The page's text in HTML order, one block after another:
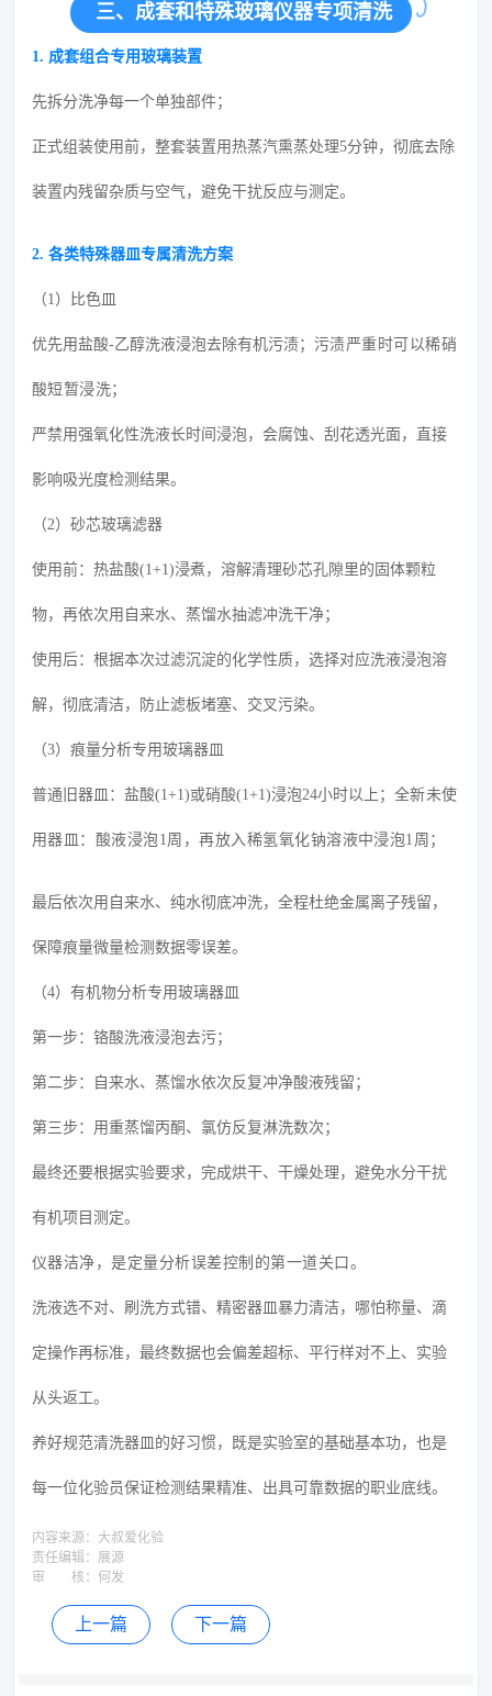
三、成套和特殊玻璃仪器专项清洗
1. 成套组合专用玻璃装置
先拆分洗净每一个单独部件；
正式组装使用前，整套装置用热蒸汽熏蒸处理5分钟，彻底去除
装置内残留杂质与空气，避免干扰反应与测定。
2. 各类特殊器皿专属清洗方案
（1）比色皿
优先用盐酸-乙醇洗液浸泡去除有机污渍； 污渍严重时可以稀硝
酸短暂浸洗；
严禁用强氧化性洗液长时间浸泡，会腐蚀、刮花透光面，直接
影响吸光度检测结果。
（2）砂芯玻璃滤器
使用前：热盐酸(1+1)浸煮，溶解清理砂芯孔隙里的固体颗粒
物，再依次用自来水、蒸馏水抽滤冲洗干净；
使用后：根据本次过滤沉淀的化学性质，选择对应洗液浸泡溶
解，彻底清洁，防止滤板堵塞、交叉污染。
（3）痕量分析专用玻璃器皿
普通旧器皿：盐酸(1+1)或硝酸(1+1)浸泡24小时以上； 全新未使
用器皿：酸液浸泡1周，再放入稀氢氧化钠溶液中浸泡1周；
最后依次用自来水、纯水彻底冲洗，全程杜绝金属离子残留，
保障痕量微量检测数据零误差。
（4）有机物分析专用玻璃器皿
第一步：铬酸洗液浸泡去污；
第二步：自来水、蒸馏水依次反复冲净酸液残留；
第三步：用重蒸馏丙酮、氯仿反复淋洗数次；
最终还要根据实验要求，完成烘干、干燥处理，避免水分干扰
有机项目测定。
仪器洁净，是定量分析误差控制的第一道关口。
洗液选不对、刷洗方式错、精密器皿暴力清洁，哪怕称量、滴
定操作再标准，最终数据也会偏差超标、平行样对不上、实验
从头返工。
养好规范清洗器皿的好习惯，既是实验室的基础基本功，也是
每一位化验员保证检测结果精准、出具可靠数据的职业底线。
内容来源： 大叔爱化验
责任编辑： 展源
审 核： 何发
上一篇 下一篇